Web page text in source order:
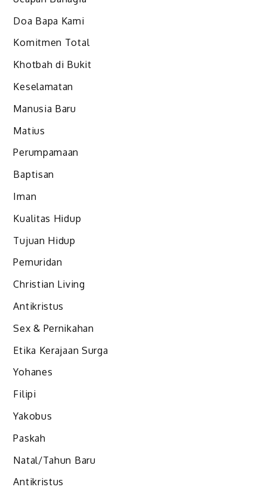
Doa Bapa Kami
Komitmen Total
Khotbah di Bukit
Keselamatan
Manusia Baru
Matius
Perumpamaan
Baptisan
Iman
Kualitas Hidup
Tujuan Hidup
Pemuridan
Christian Living
Antikristus
Sex & Pernikahan
Etika Kerajaan Surga
Yohanes
Filipi
Yakobus
Paskah
Natal/Tahun Baru
Antikristus